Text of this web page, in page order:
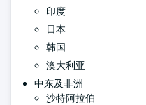
印度
日本
韩国
澳大利亚
中东及非洲
沙特阿拉伯